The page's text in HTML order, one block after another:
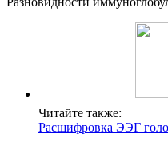
Читайте также:
Расшифровка ЭЭГ